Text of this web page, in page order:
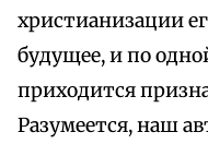
христианизации
будущее, и по
приходится
Разумеется, наш